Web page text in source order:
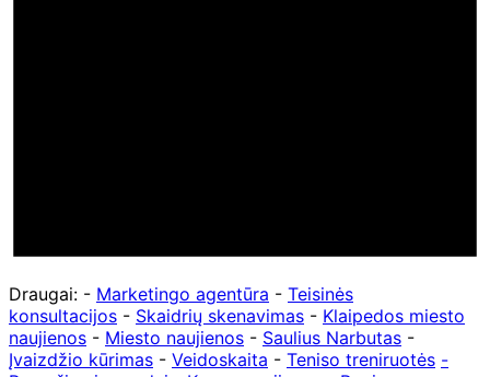
Draugai: - Marketingo agentūra - Teisinės
konsultacijos - Skaidrių skenavimas - Klaipedos miesto
naujienos - Miesto naujienos - Saulius Narbutas -
Įvaizdžio kūrimas - Veidoskaita - Teniso treniruotės -